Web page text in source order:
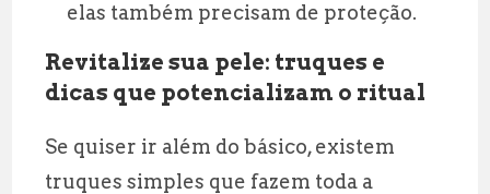
elas também precisam de proteção.
Revitalize sua pele: truques e
dicas que potencializam o ritual
Se quiser ir além do básico, existem
truques simples que fazem toda a